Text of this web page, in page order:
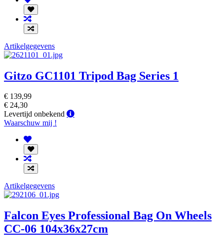
Artikelgegevens
Gitzo GC1101 Tripod Bag Series 1
€ 139,99
€ 24,30
Levertijd onbekend
Levertijd
Waarschuw mij !
Artikelgegevens
Falcon Eyes Professional Bag On Wheels
CC-06 104x36x27cm